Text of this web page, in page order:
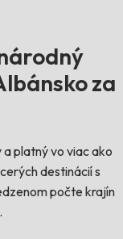
za
platný vo viac ako
destinácií s
počte krajín